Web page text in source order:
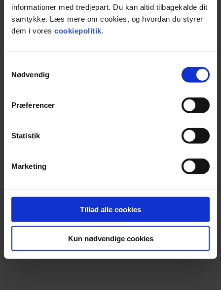
informationer med tredjepart. Du kan altid tilbagekalde dit
samtykke. Læs mere om cookies, og hvordan du styrer
dem i vores cookiepolitik.
Nødvendig
Præferencer
Statistik
Marketing
Tillad alle cookies
Kun nødvendige cookies